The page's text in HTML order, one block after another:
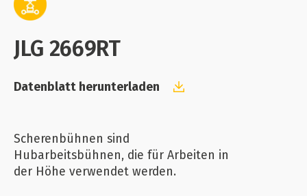
JLG 2669RT
Datenblatt herunterladen
Scherenbühnen sind
Hubarbeitsbühnen, die für Arbeiten in
der Höhe verwendet werden.